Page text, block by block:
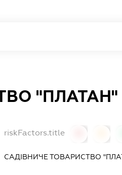
"ПЛАТАН"
riskFactors.title
САДІВНИЧЕ ТОВАРИСТВО